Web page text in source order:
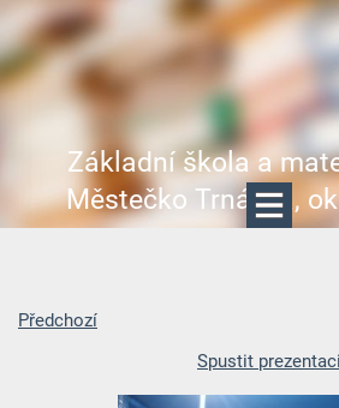
Základní škola a
Městečko Trnávka,
Předchozí
Spustit prezentaci